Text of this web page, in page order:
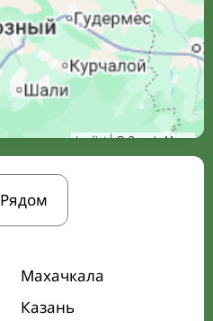
Leaflet| © Google Maps
Рядом
Махачкала
Казань